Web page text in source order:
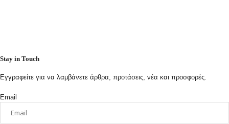
Stay in Touch
Εγγραφείτε για να λαμβάνετε άρθρα, προτάσεις, νέα και προσφορές.
Email